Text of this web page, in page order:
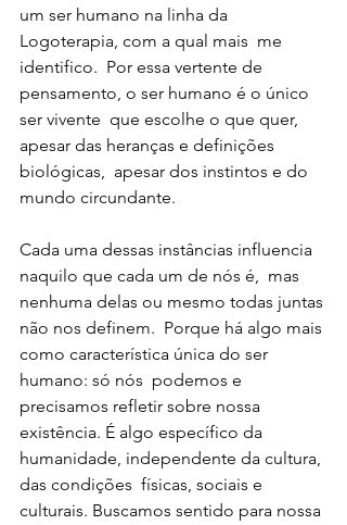
um ser humano na linha da
Logoterapia, com a qual mais  me
identifico.  Por essa vertente de
pensamento, o ser humano é o único
ser vivente  que escolhe o que quer,
apesar das heranças e definições
biológicas,  apesar dos instintos e do
mundo circundante.
Cada uma dessas instâncias influencia
naquilo que cada um de nós é,  mas
nenhuma delas ou mesmo todas juntas
não nos definem.  Porque há algo mais
como característica única do ser
humano: só nós  podemos e
precisamos refletir sobre nossa
existência. É algo específico da
humanidade, independente da cultura,
das condições  físicas, sociais e
culturais. Buscamos sentido para nossa